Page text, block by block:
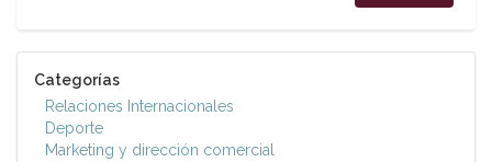
Categorías
Relaciones Internacionales
Deporte
Marketing y dirección comercial